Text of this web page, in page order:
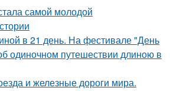
самой молодой
в 21 день. На фестивале "День
одиночном путешествии длиною в
и железные дороги мира.